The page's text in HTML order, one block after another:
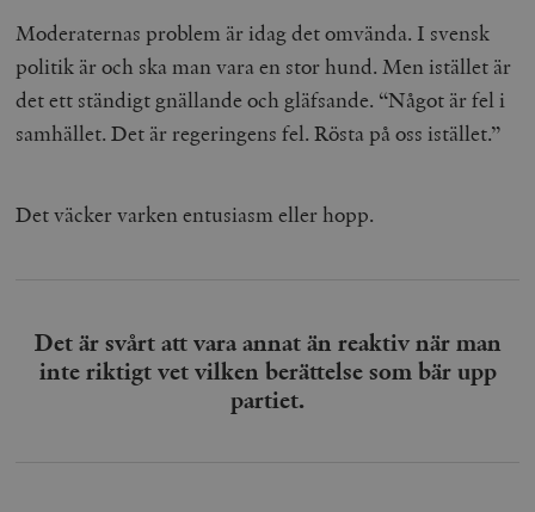
Moderaternas problem är idag det omvända. I svensk
politik är och ska man vara en stor hund. Men istället är
det ett ständigt gnällande och gläfsande. “Något är fel i
samhället. Det är regeringens fel. Rösta på oss istället.”
Det väcker varken entusiasm eller hopp.
Det är svårt att vara annat än reaktiv när man
inte riktigt vet vilken berättelse som bär upp
partiet.